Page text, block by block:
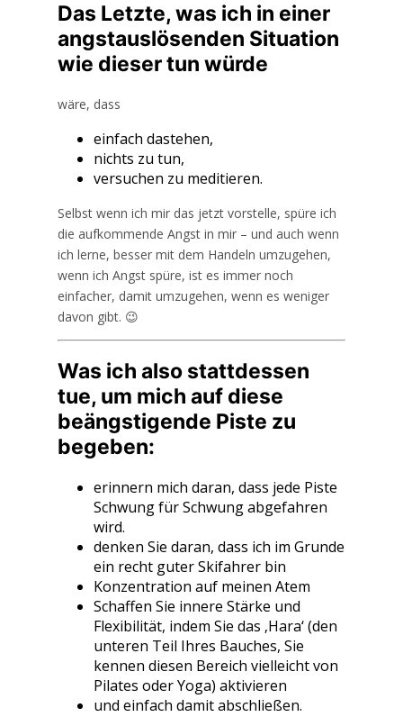
Das Letzte, was ich in einer
angstauslösenden Situation
wie dieser tun würde
wäre, dass
einfach dastehen,
nichts zu tun,
versuchen zu meditieren.
Selbst wenn ich mir das jetzt vorstelle, spüre ich
die aufkommende Angst in mir – und auch wenn
ich lerne, besser mit dem Handeln umzugehen,
wenn ich Angst spüre, ist es immer noch
einfacher, damit umzugehen, wenn es weniger
davon gibt. 😉
Was ich also stattdessen
tue, um mich auf diese
beängstigende Piste zu
begeben:
erinnern mich daran, dass jede Piste
Schwung für Schwung abgefahren
wird.
denken Sie daran, dass ich im Grunde
ein recht guter Skifahrer bin
Konzentration auf meinen Atem
Schaffen Sie innere Stärke und
Flexibilität, indem Sie das ‚Hara‘ (den
unteren Teil Ihres Bauches, Sie
kennen diesen Bereich vielleicht von
Pilates oder Yoga) aktivieren
und einfach damit abschließen.